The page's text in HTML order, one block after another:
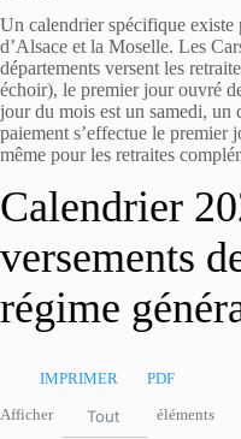
Un calendrier spécifique existe
d’Alsace et la Moselle. Les
départements versent les
échoir), le premier jour ouvré
jour du mois est un samedi,
paiement s’effectue le premier
même pour les retraites
Calendrier
versements
régime
IMPRIMER PDF
Afficher Tout éléments